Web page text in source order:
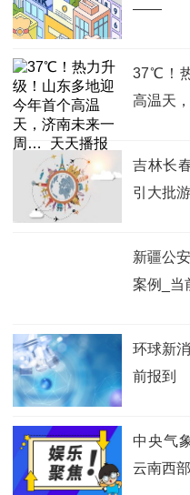
——
​37℃！
高温天
吉林长
引大批
新疆公
案例_当
环球新
前报到
中央气
云南西